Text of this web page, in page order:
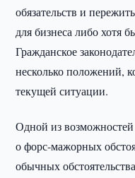
обязательств и
для бизнеса либо хотя
Гражданское
несколько положений,
текущей ситуации.
Одной из
о форс-мажорных
обычных